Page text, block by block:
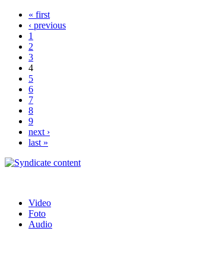
« first
‹ previous
1
2
3
4
5
6
7
8
9
next ›
last »
Video
Foto
Audio